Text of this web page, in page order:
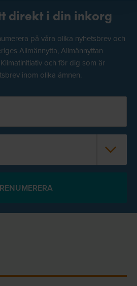
direkt i din inkorg
på våra olika nyhetsbrev och
Allmännytta, Allmännyttan
och för dig som är
inom olika ämnen.